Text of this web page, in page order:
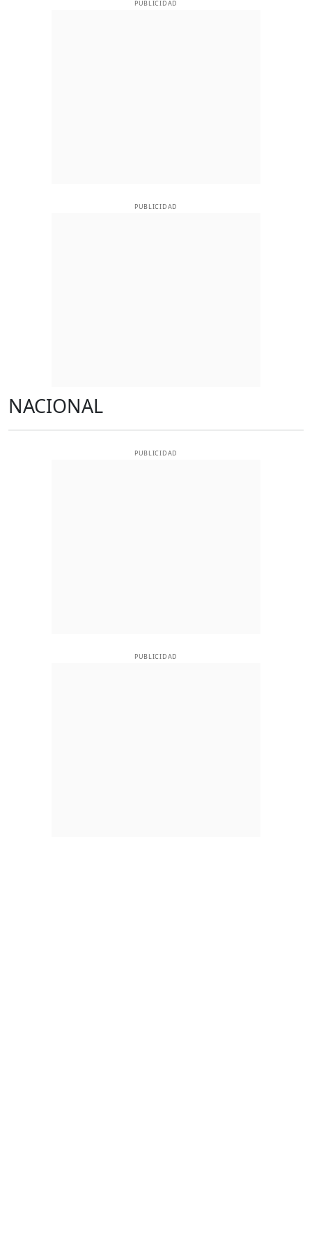
PUBLICIDAD
PUBLICIDAD
NACIONAL
PUBLICIDAD
PUBLICIDAD